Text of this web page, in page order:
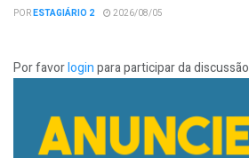
PORESTAGIÁRIO 2 2026/08/05
Por favorloginpara participar da discussão